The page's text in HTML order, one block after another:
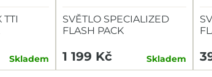
TTI
Skladem
SVĚTLO SPECIALIZED
FLASH PACK
1 199 Kč Skladem